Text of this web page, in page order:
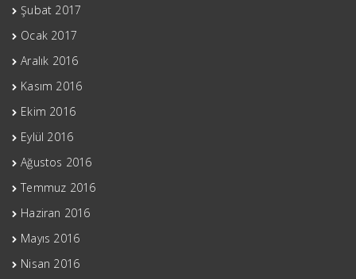
Şubat 2017
Ocak 2017
Aralık 2016
Kasım 2016
Ekim 2016
Eylül 2016
Ağustos 2016
Temmuz 2016
Haziran 2016
Mayıs 2016
Nisan 2016